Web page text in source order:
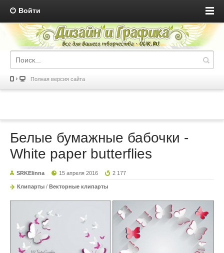
Войти
Полная версия сайта
Белые бумажные бабочки -
White paper butterflies
SRKElinna 15 апреля 2016 2 177
Клипарты / Векторные клипарты